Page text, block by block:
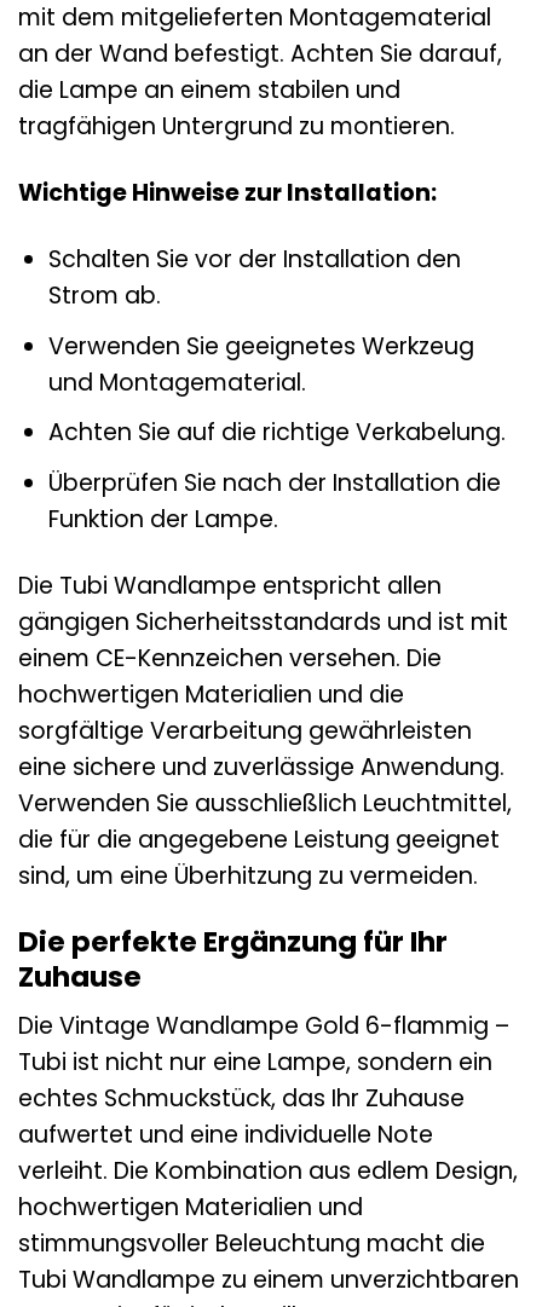
mit dem mitgelieferten Montagematerial
an der Wand befestigt. Achten Sie darauf,
die Lampe an einem stabilen und
tragfähigen Untergrund zu montieren.
Wichtige Hinweise zur Installation:
Schalten Sie vor der Installation den
Strom ab.
Verwenden Sie geeignetes Werkzeug
und Montagematerial.
Achten Sie auf die richtige Verkabelung.
Überprüfen Sie nach der Installation die
Funktion der Lampe.
Die Tubi Wandlampe entspricht allen
gängigen Sicherheitsstandards und ist mit
einem CE-Kennzeichen versehen. Die
hochwertigen Materialien und die
sorgfältige Verarbeitung gewährleisten
eine sichere und zuverlässige Anwendung.
Verwenden Sie ausschließlich Leuchtmittel,
die für die angegebene Leistung geeignet
sind, um eine Überhitzung zu vermeiden.
Die perfekte Ergänzung für Ihr
Zuhause
Die Vintage Wandlampe Gold 6-flammig –
Tubi ist nicht nur eine Lampe, sondern ein
echtes Schmuckstück, das Ihr Zuhause
aufwertet und eine individuelle Note
verleiht. Die Kombination aus edlem Design,
hochwertigen Materialien und
stimmungsvoller Beleuchtung macht die
Tubi Wandlampe zu einem unverzichtbaren